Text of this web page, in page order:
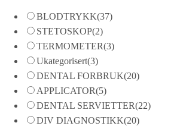
BLODTRYKK(37)
STETOSKOP(2)
TERMOMETER(3)
Ukategorisert(3)
DENTAL FORBRUK(20)
APPLICATOR(5)
DENTAL SERVIETTER(22)
DIV DIAGNOSTIKK(20)